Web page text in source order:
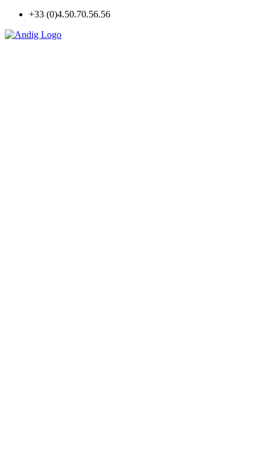
+33 (0)4.50.70.56.56